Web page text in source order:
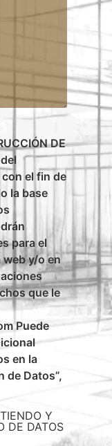
DE
el fin de
la base
para el
y/o en
que le
Puede
en la
de Datos”,
Y
DE DATOS